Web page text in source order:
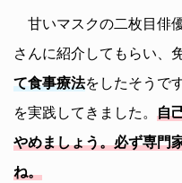
甘いマスクの二枚目俳
さんに紹介してもらい、
て食事療法をしたそうで
を実践してきました。 自
やめましょう。必ず専門
ね。